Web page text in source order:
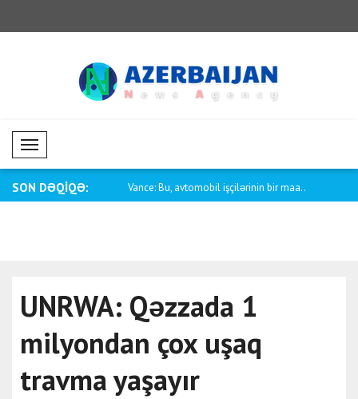
Mobil Menü
SON DƏQİQƏ:
ABŞ münasibətləri Vance: Bu, avtomobil işçilərinin bir maa..
UNRWA: Qəzzada 1
milyondan çox uşaq
travma yaşayır